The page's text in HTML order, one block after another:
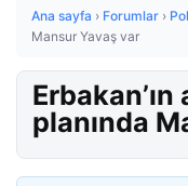
Ana sayfa › Forumlar ›
Mansur Yavaş var
Erbakan’ın
planında